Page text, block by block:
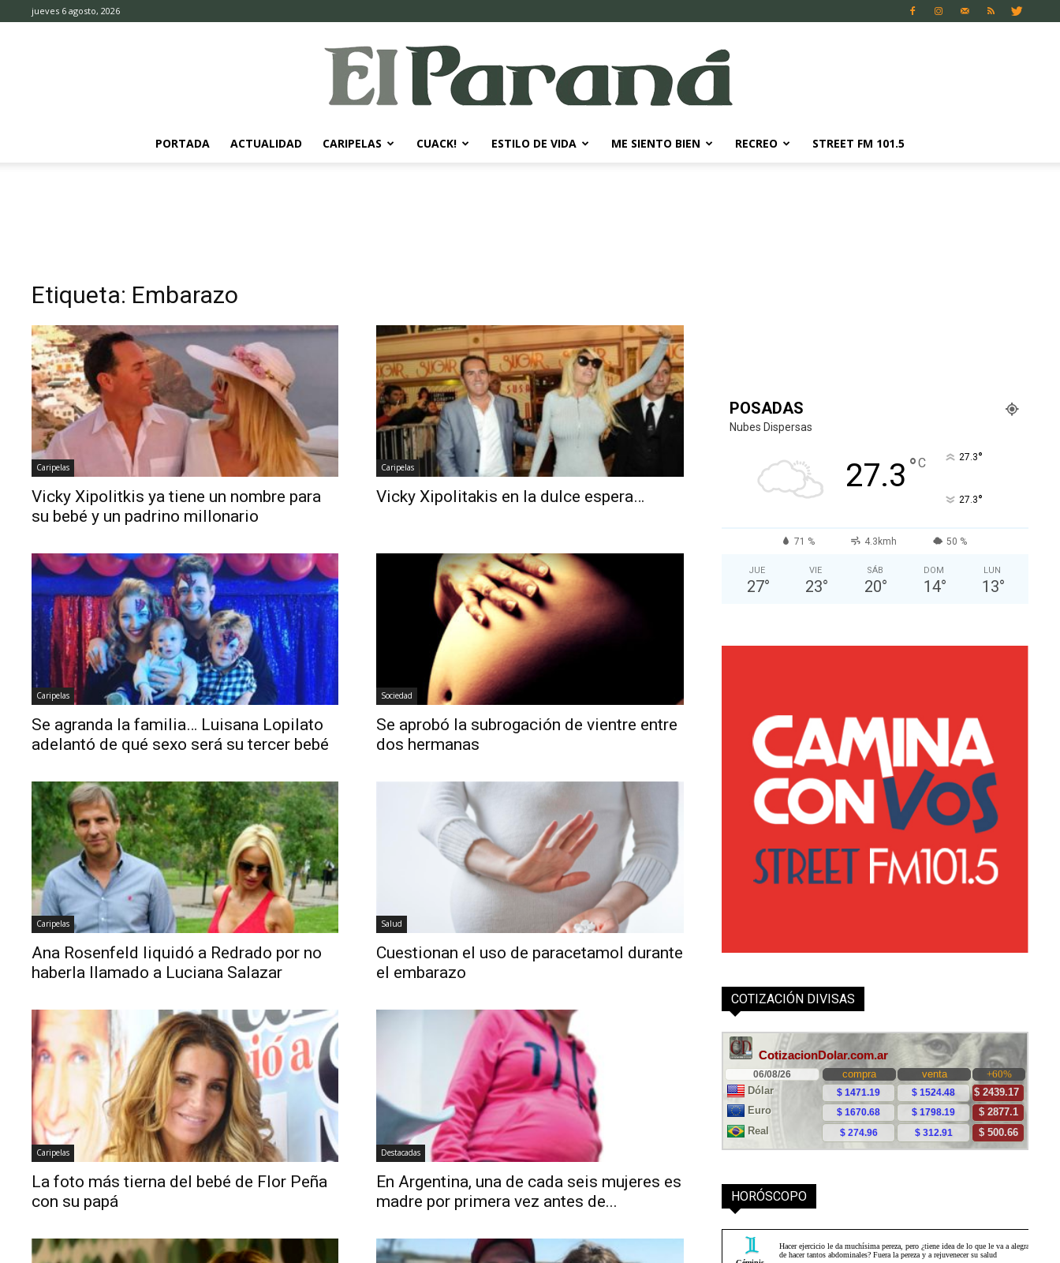
jueves 6 agosto, 2026
Diario
PORTADA ACTUALIDAD CARIPELAS CUACK! ESTILO DE VIDA ME SIENTO BIEN RECREO STREET FM 101.5
Etiqueta: Embarazo
Caripelas
Vicky Xipolitkis ya tiene un nombre para
su bebé y un padrino millonario
Caripelas
Vicky Xipolitakis en la dulce espera…
Caripelas
Se agranda la familia… Luisana Lopilato
adelantó de qué sexo será su tercer bebé
Sociedad
Se aprobó la subrogación de vientre entre
dos hermanas
Caripelas
Ana Rosenfeld liquidó a Redrado por no
haberla llamado a Luciana Salazar
Salud
Cuestionan el uso de paracetamol durante
el embarazo
Caripelas
La foto más tierna del bebé de Flor Peña
con su papá
Destacadas
En Argentina, una de cada seis mujeres es
madre por primera vez antes de...
POSADAS
Nubes Dispersas
27.3 °C 27.3°
27.3°
71 % 4.3kmh 50 %
JUE
27°
VIE
23°
SÁB
20°
DOM
14°
LUN
13°
COTIZACIÓN DIVISAS
HORÓSCOPO